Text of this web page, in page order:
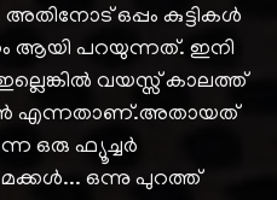
ഒപ്പം കുട്ടികൾ
ആയി പറയുന്നത്. ഇനി
വയസ്സ് കാലത്ത്
എന്നതാണ്.അതായത്
ഒരു ഫ്യൂച്ചർ
ഒന്നു പുറത്ത്